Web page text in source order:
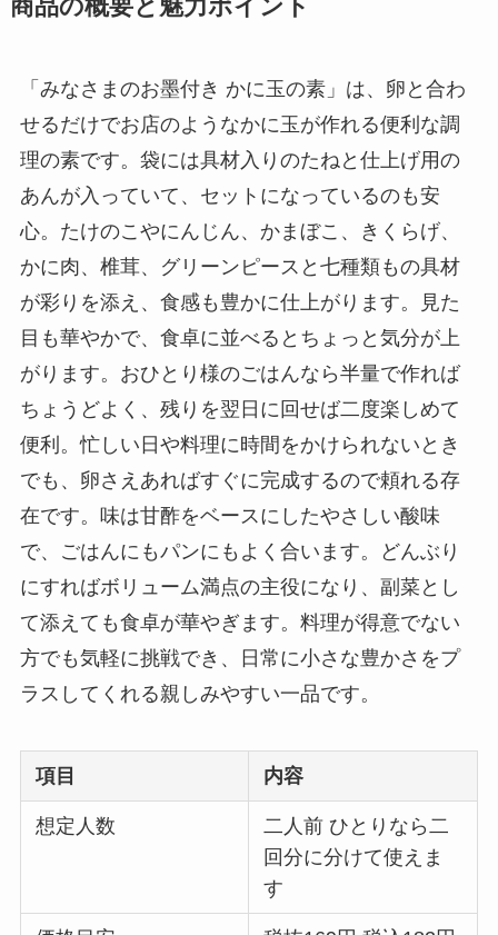
商品の概要と魅力ポイント
「みなさまのお墨付き かに玉の素」は、卵と合わ
せるだけでお店のようなかに玉が作れる便利な調
理の素です。袋には具材入りのたねと仕上げ用の
あんが入っていて、セットになっているのも安
心。たけのこやにんじん、かまぼこ、きくらげ、
かに肉、椎茸、グリーンピースと七種類もの具材
が彩りを添え、食感も豊かに仕上がります。見た
目も華やかで、食卓に並べるとちょっと気分が上
がります。おひとり様のごはんなら半量で作れば
ちょうどよく、残りを翌日に回せば二度楽しめて
便利。忙しい日や料理に時間をかけられないとき
でも、卵さえあればすぐに完成するので頼れる存
在です。味は甘酢をベースにしたやさしい酸味
で、ごはんにもパンにもよく合います。どんぶり
にすればボリューム満点の主役になり、副菜とし
て添えても食卓が華やぎます。料理が得意でない
方でも気軽に挑戦でき、日常に小さな豊かさをプ
ラスしてくれる親しみやすい一品です。
項目 内容
想定人数
二人前 ひとりなら二
回分に分けて使えま
す